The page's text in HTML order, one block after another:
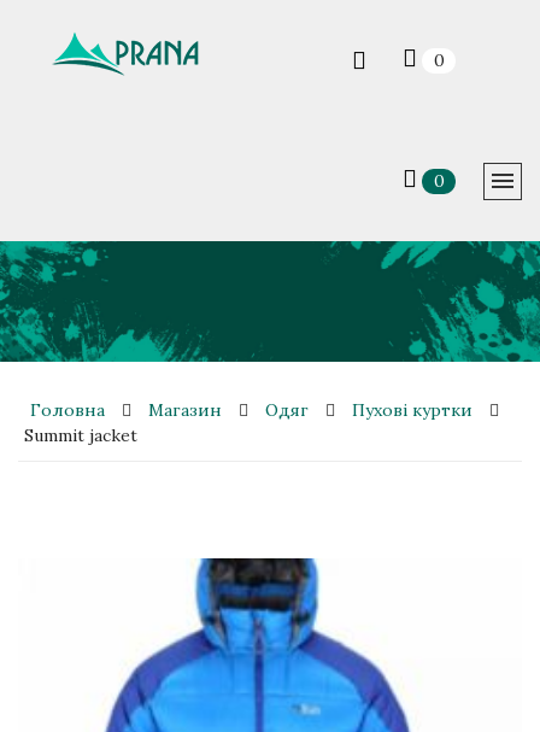
0
0
Головна Магазин Одяг
Пухові куртки
Summit jacket